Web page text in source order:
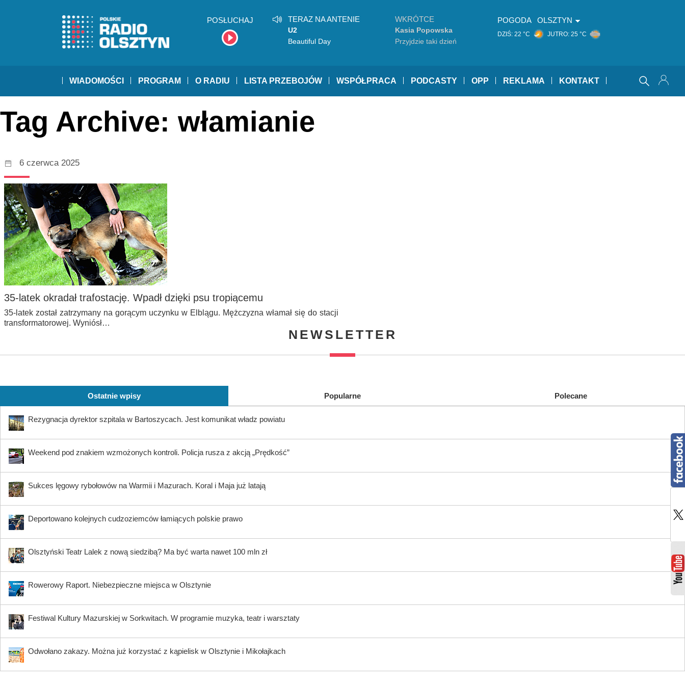
POSŁUCHAJ TERAZ NA ANTENIE
U2
Beautiful Day
WKRÓTCE
Kasia Popowska
Przyjdzie taki dzień
POGODA OLSZTYN
DZIŚ: 22 °C JUTRO: 25 °C
WIADOMOŚCI PROGRAM O RADIU LISTA PRZEBOJÓW WSPÓŁPRACA PODCASTY OPP REKLAMA KONTAKT
Tag Archive: włamianie
6 czerwca 2025
35-latek okradał trafostację. Wpadł dzięki psu tropiącemu
35-latek został zatrzymany na gorącym uczynku w Elblągu. Mężczyzna włamał się do stacji
transformatorowej. Wyniósł…
NEWSLETTER
Ostatnie wpisy Popularne Polecane
Rezygnacja dyrektor szpitala w Bartoszycach. Jest komunikat władz powiatu
Weekend pod znakiem wzmożonych kontroli. Policja rusza z akcją „Prędkość”
Sukces lęgowy rybołowów na Warmii i Mazurach. Koral i Maja już latają
Deportowano kolejnych cudzoziemców łamiących polskie prawo
Olsztyński Teatr Lalek z nową siedzibą? Ma być warta nawet 100 mln zł
Rowerowy Raport. Niebezpieczne miejsca w Olsztynie
Festiwal Kultury Mazurskiej w Sorkwitach. W programie muzyka, teatr i warsztaty
Odwołano zakazy. Można już korzystać z kąpielisk w Olsztynie i Mikołajkach